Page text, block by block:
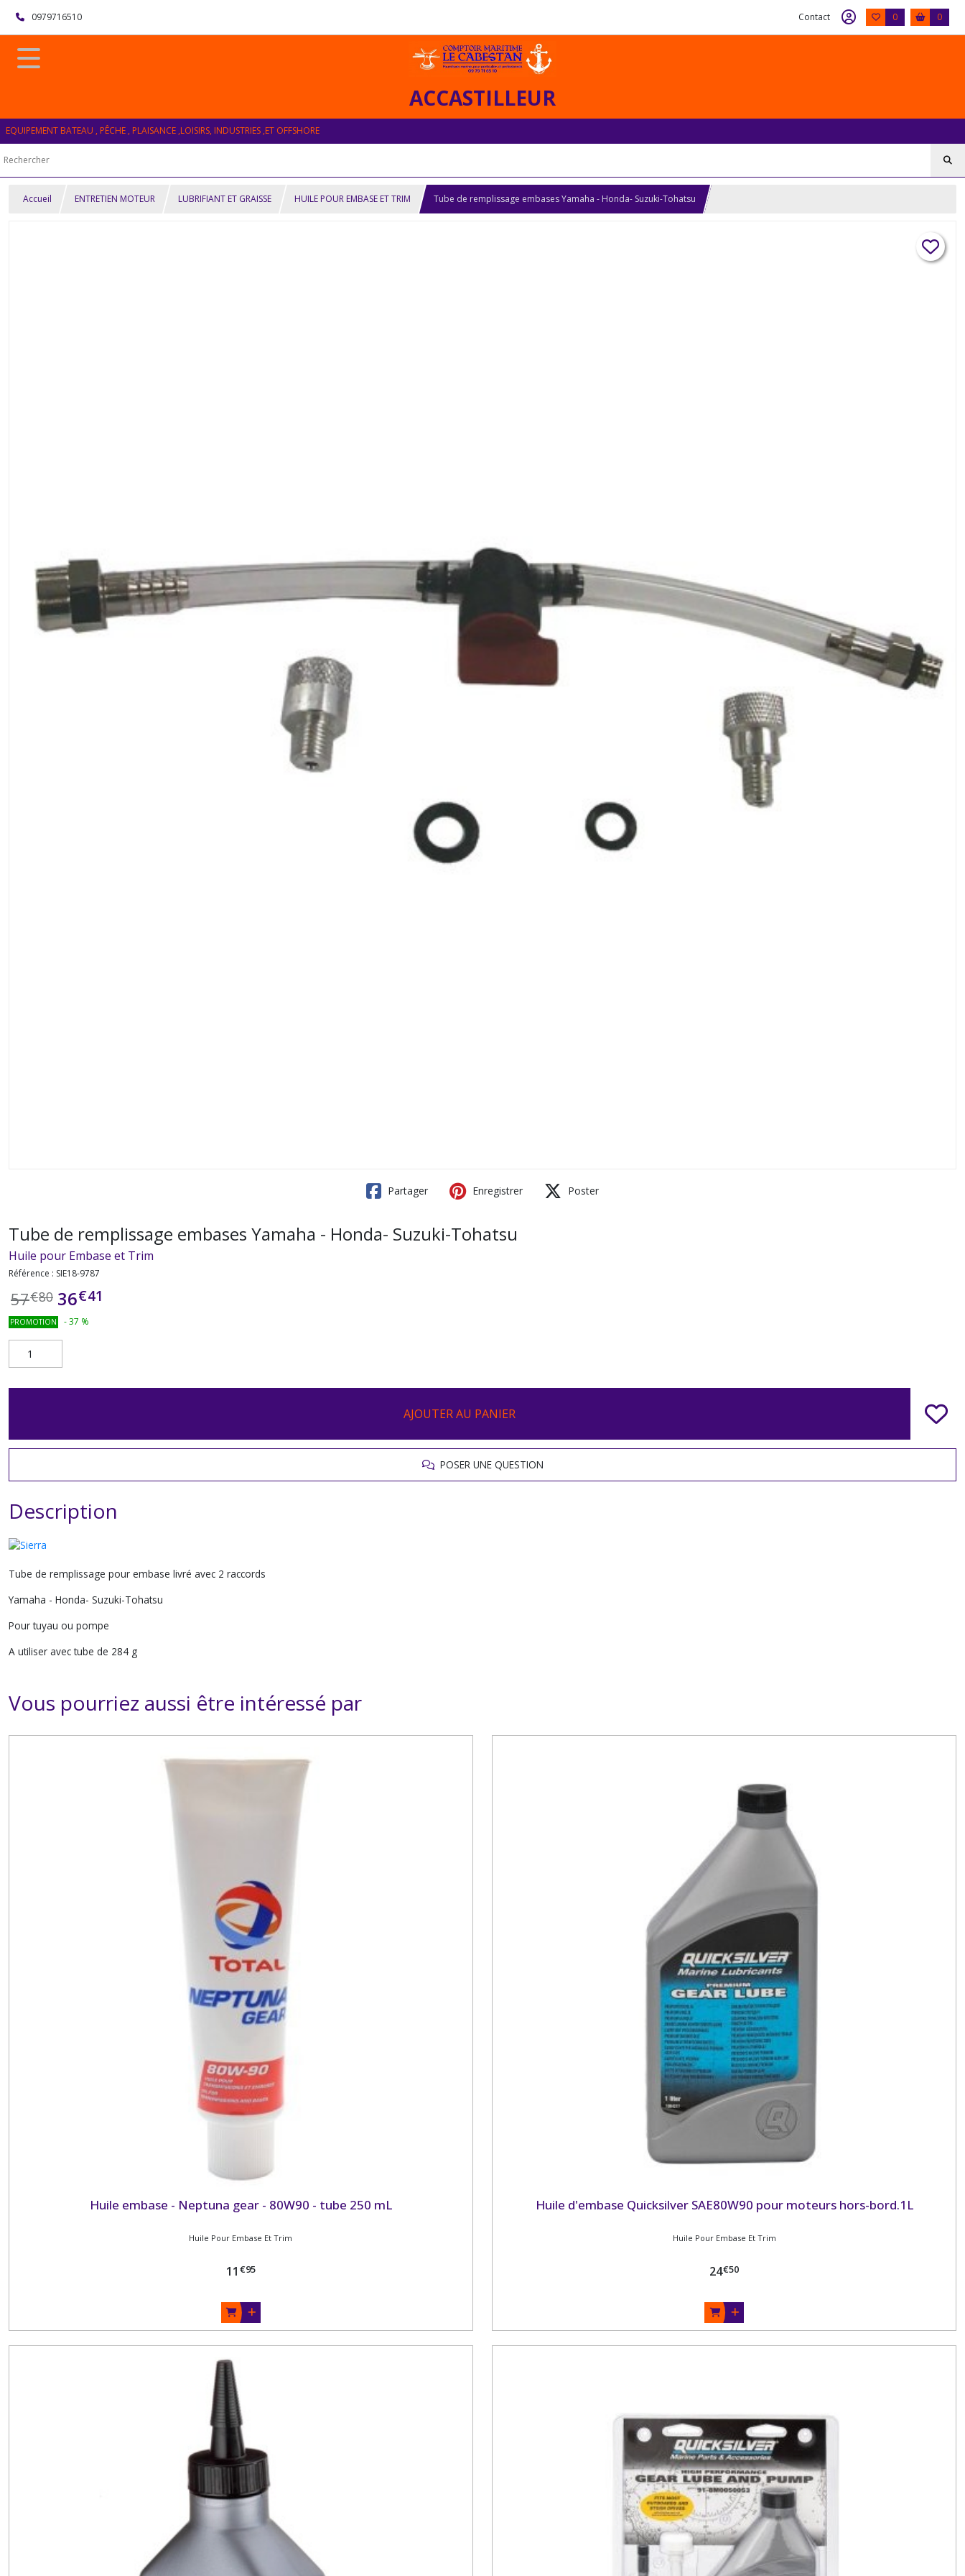
0979716510 Contact 0 0
ACCASTILLEUR
EQUIPEMENT BATEAU , PÊCHE , PLAISANCE ,LOISIRS, INDUSTRIES ,ET OFFSHORE
Accueil ENTRETIEN MOTEUR LUBRIFIANT ET GRAISSE HUILE POUR EMBASE ET TRIM Tube de remplissage embases Yamaha - Honda- Suzuki-Tohatsu
Partager Enregistrer Poster
Tube de remplissage embases Yamaha - Honda- Suzuki-Tohatsu
Huile pour Embase et Trim
Référence : SIE18-9787
57€80 36€41
PROMOTION -37 %
AJOUTER AU PANIER
POSER UNE QUESTION
Description
Tube de remplissage pour embase livré avec 2 raccords
Yamaha - Honda- Suzuki-Tohatsu
Pour tuyau ou pompe
A utiliser avec tube de 284 g
Vous pourriez aussi être intéressé par
Huile embase - Neptuna gear - 80W90 - tube 250 mL
Huile Pour Embase Et Trim
11 €95
Huile d'embase Quicksilver SAE80W90 pour moteurs hors-bord.1L
Huile Pour Embase Et Trim
24€50